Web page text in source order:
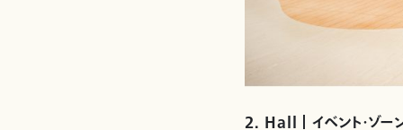
2. Hall ｜ イベント・ゾー